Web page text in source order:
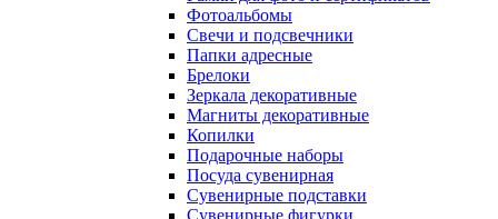
Фотоальбомы
Свечи и подсвечники
Папки адресные
Брелоки
Зеркала декоративные
Магниты декоративные
Копилки
Подарочные наборы
Посуда сувенирная
Сувенирные подставки
Сувенирные фигурки